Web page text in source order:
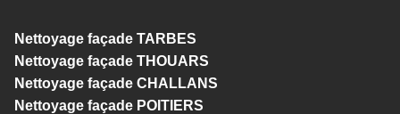
Nettoyage façade TARBES
Nettoyage façade THOUARS
Nettoyage façade CHALLANS
Nettoyage façade POITIERS